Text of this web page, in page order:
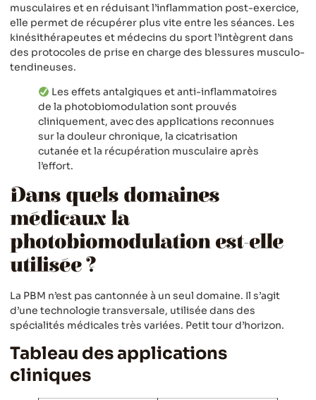
musculaires et en réduisant l’inflammation post-exercice,
elle permet de récupérer plus vite entre les séances. Les
kinésithérapeutes et médecins du sport l’intègrent dans
des protocoles de prise en charge des blessures musculo-
tendineuses.
Les effets antalgiques et anti-inflammatoires
de la photobiomodulation sont prouvés
cliniquement, avec des applications reconnues
sur la douleur chronique, la cicatrisation
cutanée et la récupération musculaire après
l’effort.
Dans quels domaines
médicaux la
photobiomodulation est-elle
utilisée ?
La PBM n’est pas cantonnée à un seul domaine. Il s’agit
d’une technologie transversale, utilisée dans des
spécialités médicales très variées. Petit tour d’horizon.
Tableau des applications
cliniques